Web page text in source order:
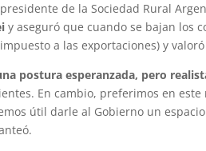
de la Sociedad Rural
y aseguró que cuando se bajan los
a las exportaciones) y
postura esperanzada, pero
En cambio, preferimos en
útil darle al Gobierno un